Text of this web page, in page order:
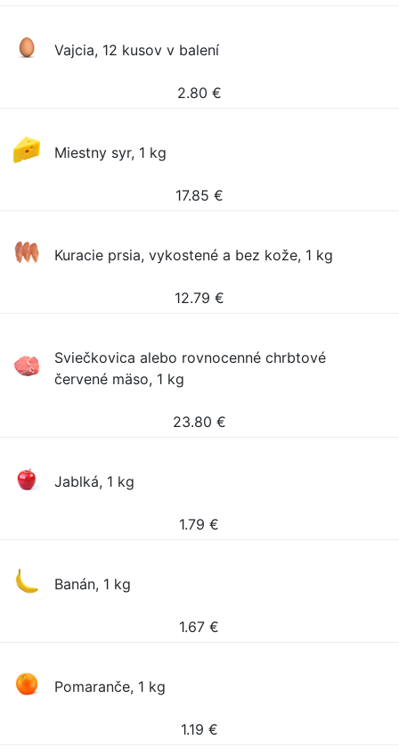
Vajcia, 12 kusov v balení
2.80 €
Miestny syr, 1 kg
17.85 €
Kuracie prsia, vykostené a bez kože, 1 kg
12.79 €
Sviečkovica alebo rovnocenné chrbtové
červené mäso, 1 kg
23.80 €
Jablká, 1 kg
1.79 €
Banán, 1 kg
1.67 €
Pomaranče, 1 kg
1.19 €